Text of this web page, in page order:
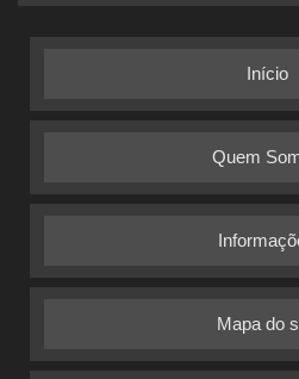
Início
Quem
Mapa do